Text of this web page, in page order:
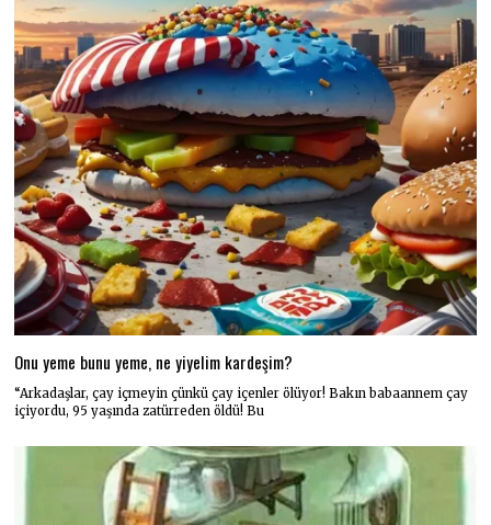
Onu yeme bunu yeme, ne yiyelim kardeşim?
“Arkadaşlar, çay içmeyin çünkü çay içenler ölüyor! Bakın babaannem çay
içiyordu, 95 yaşında zatürreden öldü! Bu